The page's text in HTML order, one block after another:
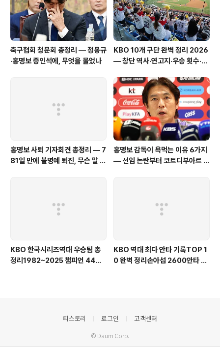
축구협회 청문회 총정리 — 정몽규
·홍명보 증인석에, 무엇을 물었나
KBO 10개 구단 완벽 정리 2026
— 창단 역사·연고지·우승 횟수·팬
홍명보 사퇴 기자회견 총정리 — 7
81일 만에 불명예 퇴진, 무슨 말 남
홍명보 감독이 욕먹는 이유 6가지
— 선임 논란부터 코트디부아르 참
KBO 한국시리즈역대 우승팀 총
정리1982~2025 챔피언 44년
KBO 역대 최다 안타 기록TOP 1
0 완벽 정리손아섭 2600안타 1
티스토리 로그인 고객센터
© Daum Corp.